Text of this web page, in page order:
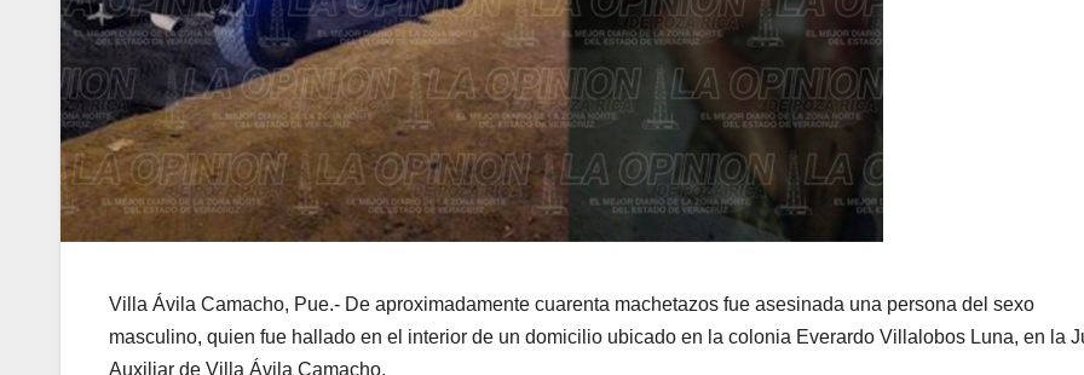
Villa Ávila Camacho, Pue.- De aproximadamente cuarenta machetazos fue asesinada una persona del sexo
masculino, quien fue hallado en el interior de un domicilio ubicado en la colonia Everardo Villalobos Luna, en la
Auxiliar de Villa Ávila Camacho.